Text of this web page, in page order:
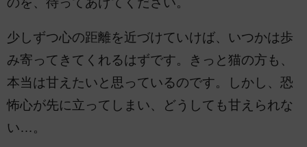
少しずつ心の距離を近づけていけば、いつかは歩
み寄ってきてくれるはずです。きっと猫の方も、
本当は甘えたいと思っているのです。しかし、恐
怖心が先に立ってしまい、どうしても甘えられな
い…。